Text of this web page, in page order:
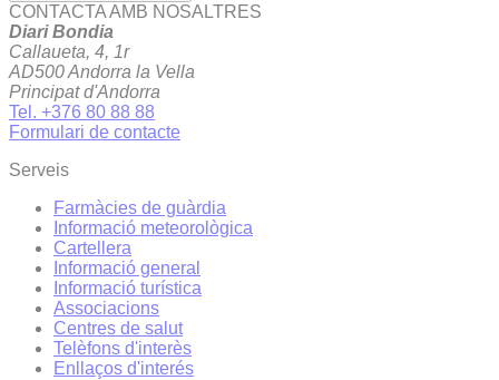
CONTACTA AMB NOSALTRES
Diari Bondia
Callaueta, 4, 1r
AD500 Andorra la Vella
Principat d'Andorra
Tel. +376 80 88 88
Formulari de contacte
Serveis
Farmàcies de guàrdia
Informació meteorològica
Cartellera
Informació general
Informació turística
Associacions
Centres de salut
Telèfons d'interès
Enllaços d'interés